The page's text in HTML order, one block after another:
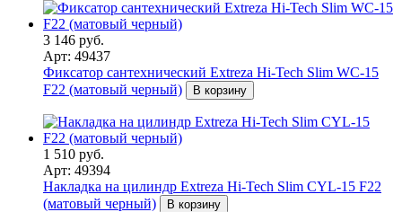
3 146 руб.
Арт: 49437
Фиксатор сантехнический Extreza Hi-Tech Slim WC-15
F22 (матовый черный)
В корзину
1 510 руб.
Арт: 49394
Накладка на цилиндр Extreza Hi-Tech Slim CYL-15 F22
(матовый черный)
В корзину